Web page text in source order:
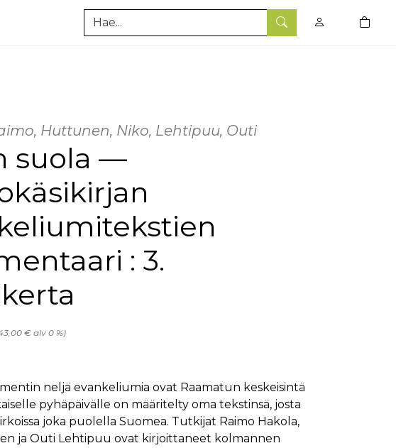
Hae
0
Huttunen, Niko, Lehtipuu, Outi
suola —
: 3.
€ alv 0 %)
neljä evankeliumia ovat Raamatun keskeisintä
pyhäpäivälle on määritelty oma tekstinsä, josta
joka puolella Suomea. Tutkijat Raimo Hakola,
ja Outi Lehtipuu ovat kirjoittaneet kolmannen